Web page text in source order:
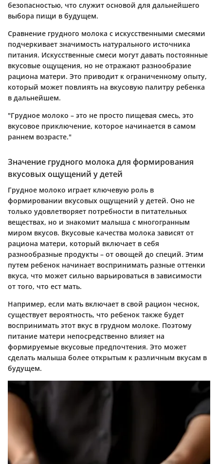
безопасностью, что служит основой для дальнейшего
выбора пищи в будущем.
Сравнение грудного молока с искусственными смесями
подчеркивает значимость натурального источника
питания. Искусственные смеси могут давать постоянные
вкусовые ощущения, но не отражают разнообразие
рациона матери. Это приводит к ограниченному опыту,
который может повлиять на вкусовую палитру ребенка
в дальнейшем.
"Грудное молоко – это не просто пищевая смесь, это
вкусовое приключение, которое начинается в самом
раннем возрасте."
Значение грудного молока для формирования
вкусовых ощущений у детей
Грудное молоко играет ключевую роль в
формировании вкусовых ощущений у детей. Оно не
только удовлетворяет потребности в питательных
веществах, но и знакомит малыша с многогранным
миром вкусов. Вкусовые качества молока зависят от
рациона матери, который включает в себя
разнообразные продукты – от овощей до специй. Этим
путем ребенок начинает воспринимать разные оттенки
вкуса, что может сильно варьироваться в зависимости
от того, что ест мать.
Например, если мать включает в свой рацион чеснок,
существует вероятность, что ребенок также будет
воспринимать этот вкус в грудном молоке. Поэтому
питание матери непосредственно влияет на
формируемые вкусовые предпочтения. Это может
сделать малыша более открытым к различным вкусам в
будущем.